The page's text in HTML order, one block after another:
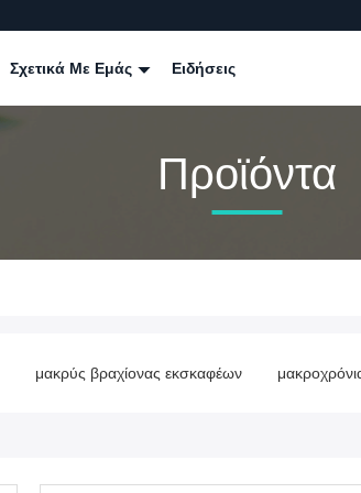
Σχετικά Με Εμάς Ειδήσεις
Προϊόντα
μακροχρόνια προσιτότητα εκσκαφέων